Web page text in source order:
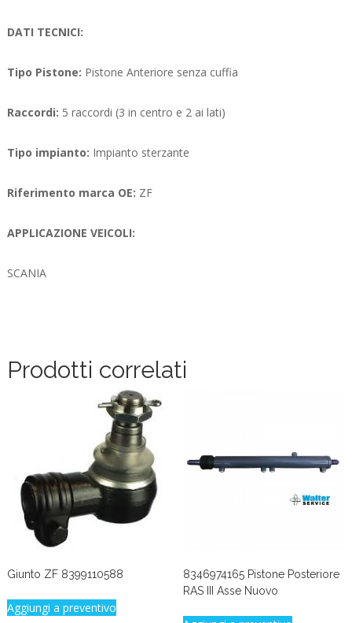
DATI TECNICI:
Tipo Pistone: Pistone Anteriore senza cuffia
Raccordi: 5 raccordi (3 in centro e 2 ai lati)
Tipo impianto: Impianto sterzante
Riferimento marca OE: ZF
APPLICAZIONE VEICOLI:
SCANIA
Prodotti correlati
Giunto ZF 8399110588
Aggiungi a preventivo
8346974165 Pistone Posteriore
RAS III Asse Nuovo